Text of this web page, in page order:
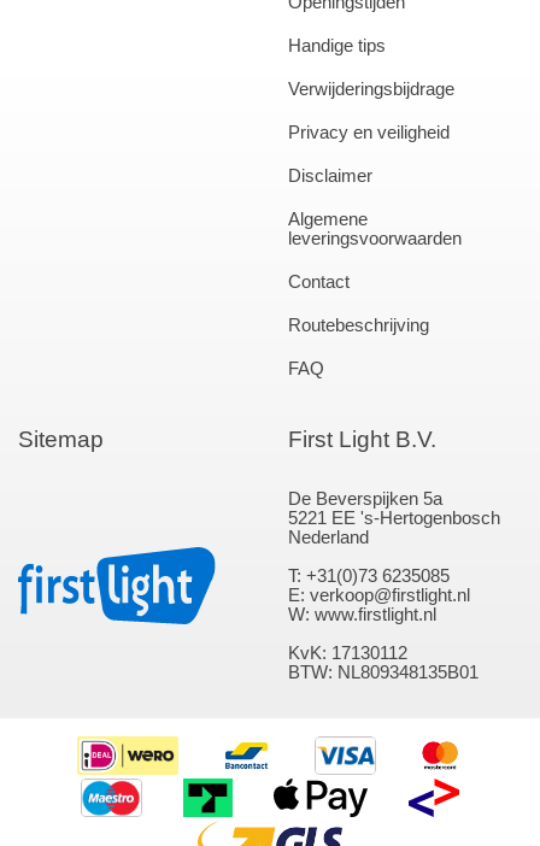
Handige tips
Verwijderingsbijdrage
Privacy en veiligheid
Disclaimer
Algemene
leveringsvoorwaarden
Contact
Routebeschrijving
FAQ
Sitemap First Light B.V.
De Beverspijken 5a
5221 EE 's-Hertogenbosch
Nederland
T: +31(0)73 6235085
E: verkoop@firstlight.nl
W: www.firstlight.nl
KvK: 17130112
BTW: NL809348135B01